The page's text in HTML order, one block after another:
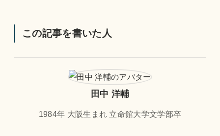
この記事を書いた人
田中 洋輔
1984年 大阪生まれ 立命館大学文学部卒